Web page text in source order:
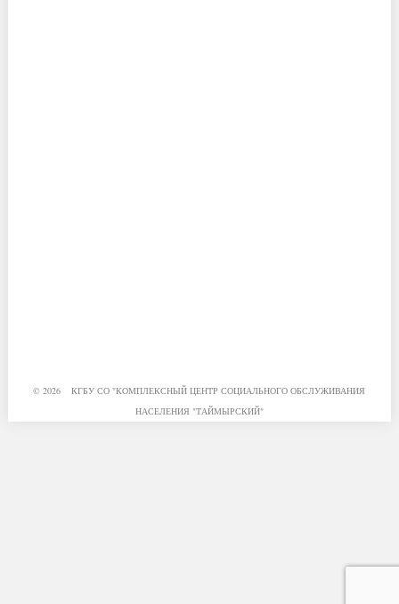
© 2026 КГБУ СО "КОМПЛЕКСНЫЙ ЦЕНТР СОЦИАЛЬНОГО ОБСЛУЖИВАНИЯ
НАСЕЛЕНИЯ "ТАЙМЫРСКИЙ"